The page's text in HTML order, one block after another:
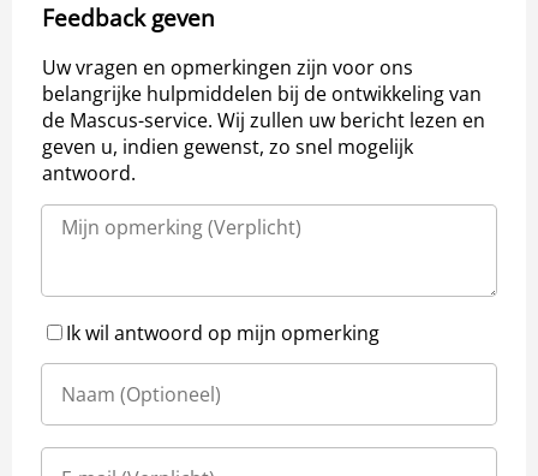
Feedback geven
Uw vragen en opmerkingen zijn voor ons
belangrijke hulpmiddelen bij de ontwikkeling van
de Mascus-service. Wij zullen uw bericht lezen en
geven u, indien gewenst, zo snel mogelijk
antwoord.
Ik wil antwoord op mijn opmerking